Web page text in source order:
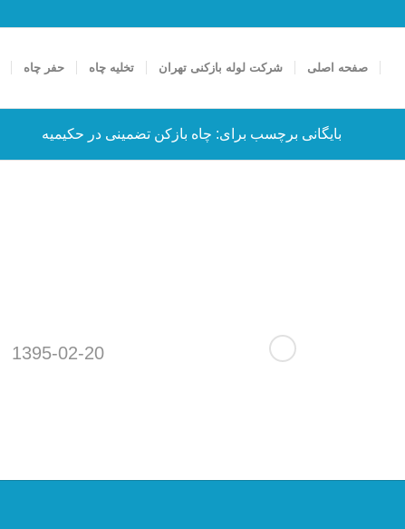
صفحه اصلی شرکت لوله بازکنی تهران تخلیه چاه حفر چاه
بایگانی برچسب برای: چاه بازکن تضمینی در حکیمیه
1395-02-20